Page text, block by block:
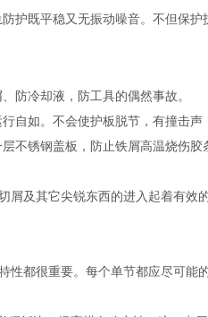
护既平稳又无振动噪音。不但保
防冷却液，防工具的偶然事故。
自如。不会使护板脱节，有撞击
不锈钢盖板，防止铁屑高温烧伤胶
屑及其它尖锐东西的进入起着有
性都很重要。每个单节都应尽可